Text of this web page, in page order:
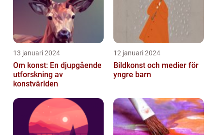
13 januari 2024
Om konst: En djupgående
utforskning av
konstvärlden
12 januari 2024
Bildkonst och medier för
yngre barn